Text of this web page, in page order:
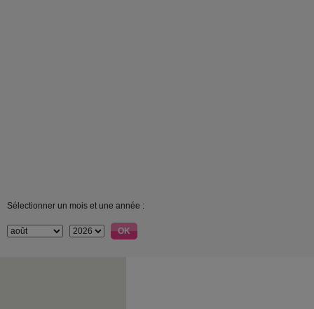
Sélectionner un mois et une année :